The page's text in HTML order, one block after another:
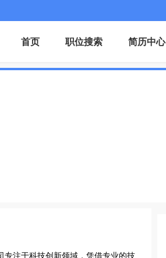
首页 职位搜索 简历中心
专注于科技创新领域，凭借专业的技